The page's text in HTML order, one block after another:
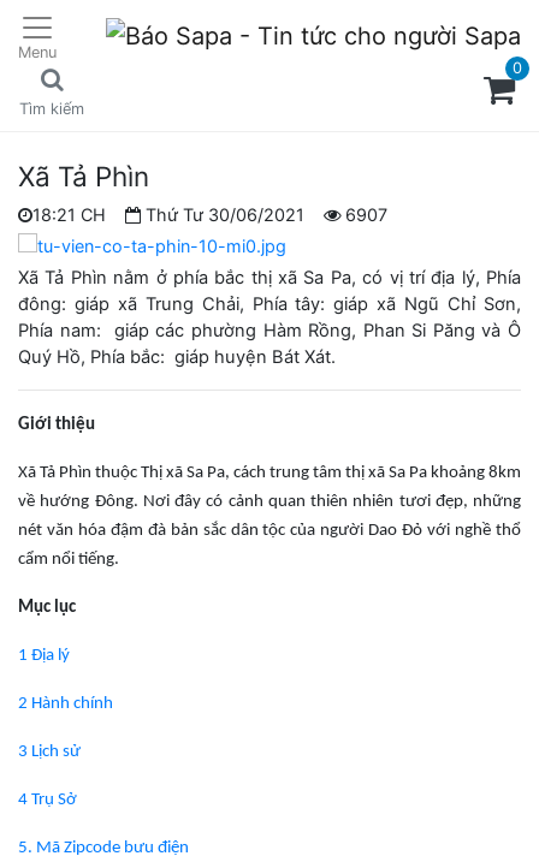
Menu
Tìm kiếm
0
Xã Tả Phìn
18:21 CH Thứ Tư 30/06/2021 6907
Xã Tả Phìn nằm ở phía bắc thị xã Sa Pa, có vị trí địa lý, Phía
đông: giáp xã Trung Chải, Phía tây: giáp xã Ngũ Chỉ Sơn,
Phía nam: giáp các phường Hàm Rồng, Phan Si Păng và Ô
Quý Hồ, Phía bắc: giáp huyện Bát Xát.
Giới thiệu
Xã Tả Phìn thuộc Thị xã Sa Pa, cách trung tâm thị xã Sa Pa khoảng 8km
về hướng Đông. Nơi đây có cảnh quan thiên nhiên tươi đẹp, những
nét văn hóa đậm đà bản sắc dân tộc của người Dao Đỏ với nghề thổ
cẩm nổi tiếng.
Mục lục
1 Địa lý
2 Hành chính
3 Lịch sử
4 Trụ Sở
5. Mã Zipcode bưu điện